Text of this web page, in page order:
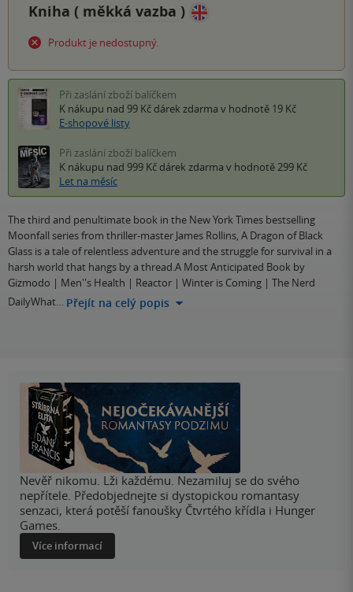
Kniha ( měkká vazba )
Produkt je nedostupný.
Při zaslání zboží balíčkem
K nákupu nad 99 Kč dárek zdarma v hodnotě 19 Kč
E-shopové listy
Při zaslání zboží balíčkem
K nákupu nad 999 Kč dárek zdarma v hodnotě 299 Kč
Let na měsíc
The third and penultimate book in the New York Times bestselling
Moonfall series from thriller-master James Rollins, A Dragon of Black
Glass is a tale of relentless adventure and the struggle for survival in a
harsh world that hangs by a thread.A Most Anticipated Book by
Gizmodo | Men''s Health | Reactor | Winter is Coming | The Nerd
DailyWhat… Přejít na celý popis
Nevěř nikomu. Lži každému. Nezamiluj se do svého
nepřítele. Předobjednejte si dystopickou romantasy
senzaci, která potěší fanoušky Čtvrtého křídla i Hunger
Games.
Více informací